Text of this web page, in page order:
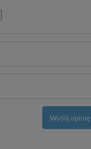
Wyślij opinię